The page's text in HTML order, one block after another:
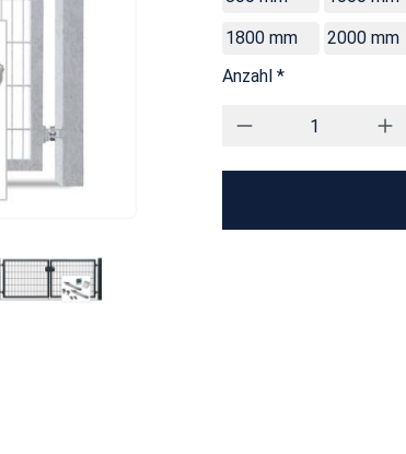
1800 mm
2000 mm
Anzahl *